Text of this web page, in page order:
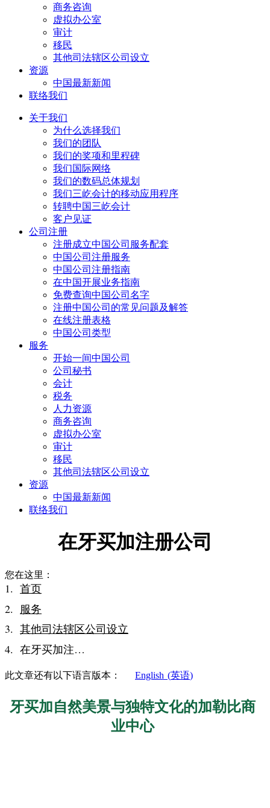
商务咨询
虚拟办公室
审计
移民
其他司法辖区公司设立
资源
中国最新新闻
联络我们
关于我们
为什么选择我们
我们的团队
我们的奖项和里程碑
我们国际网络
我们的数码总体规划
我们三屹会计的移动应用程序
转聘中国三屹会计
客户见证
公司注册
注册成立中国公司服务配套
中国公司注册服务
中国公司注册指南
在中国开展业务指南
免费查询中国公司名字
注册中国公司的常见问题及解答
在线注册表格
中国公司类型
服务
开始一间中国公司
公司秘书
会计
税务
人力资源
商务咨询
虚拟办公室
审计
移民
其他司法辖区公司设立
资源
中国最新新闻
联络我们
在牙买加注册公司
您在这里：
首页
服务
其他司法辖区公司设立
在牙买加注…
此文章还有以下语言版本： English (英语)
牙买加自然美景与独特文化的加勒比商
业中心